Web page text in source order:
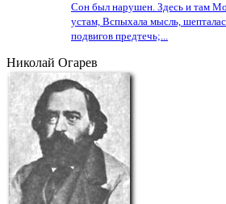
Сон был нарушен. Здесь и там
устам, Вспыхала мысль,
подвигов предтечь;...
Николай Огарев